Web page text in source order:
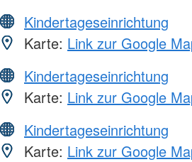
Kindertageseinrichtung
Karte: Link zur Google
Kindertageseinrichtung
Karte: Link zur Google
Kindertageseinrichtung
Karte: Link zur Google